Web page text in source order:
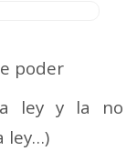
poder
y la no
ley…)